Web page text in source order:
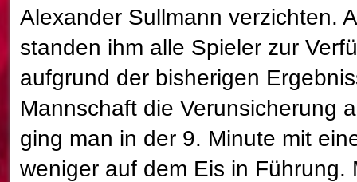
Alexander Sullmann verzichten.
standen ihm alle Spieler zur
aufgrund der bisherigen
Mannschaft die Verunsicherung
ging man in der 9. Minute mit
weniger auf dem Eis in Führung.